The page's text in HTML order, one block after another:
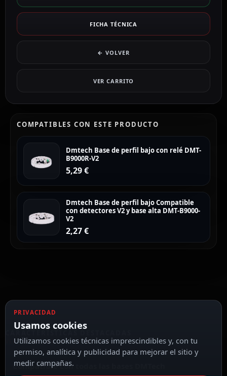
FICHA TÉCNICA
← VOLVER
VER CARRITO
COMPATIBLES CON ESTE PRODUCTO
Dmtech Base de perfil bajo con relé DMT-
B9000R-V2
5,29€
Dmtech Base de perfil bajo Compatible
con detectores V2 y base alta DMT-B9000-
V2
2,27€
VER TODAS LAS CARACTERÍSTICAS
Compatible con todas las bases DMTech
PRIVACIDAD
Usamos cookies
Utilizamos cookies técnicas imprescindibles y, con tu
permiso, analítica y publicidad para mejorar el sitio y
medir campañas.